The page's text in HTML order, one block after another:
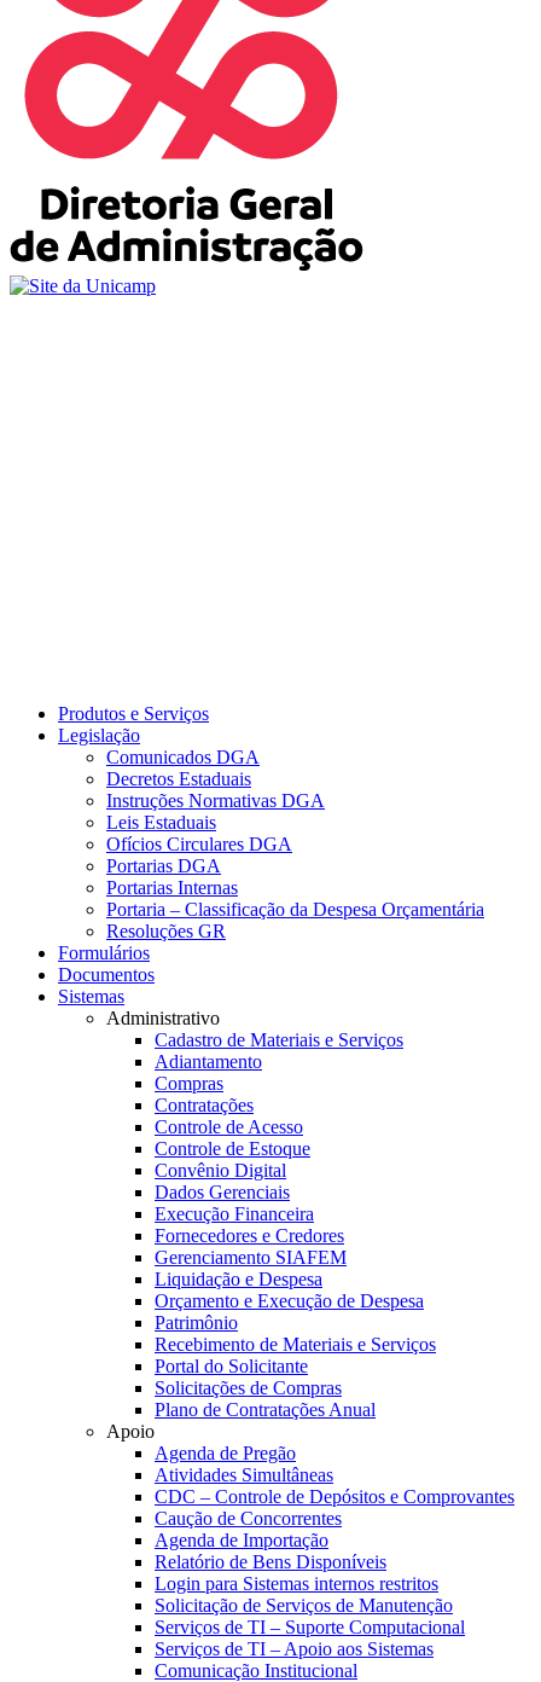
Produtos e Serviços
Legislação
Comunicados DGA
Decretos Estaduais
Instruções Normativas DGA
Leis Estaduais
Ofícios Circulares DGA
Portarias DGA
Portarias Internas
Portaria – Classificação da Despesa Orçamentária
Resoluções GR
Formulários
Documentos
Sistemas
Administrativo
Cadastro de Materiais e Serviços
Adiantamento
Compras
Contratações
Controle de Acesso
Controle de Estoque
Convênio Digital
Dados Gerenciais
Execução Financeira
Fornecedores e Credores
Gerenciamento SIAFEM
Liquidação e Despesa
Orçamento e Execução de Despesa
Patrimônio
Recebimento de Materiais e Serviços
Portal do Solicitante
Solicitações de Compras
Plano de Contratações Anual
Apoio
Agenda de Pregão
Atividades Simultâneas
CDC – Controle de Depósitos e Comprovantes
Caução de Concorrentes
Agenda de Importação
Relatório de Bens Disponíveis
Login para Sistemas internos restritos
Solicitação de Serviços de Manutenção
Serviços de TI – Suporte Computacional
Serviços de TI – Apoio aos Sistemas
Comunicação Institucional